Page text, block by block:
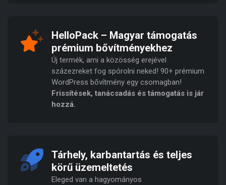
HelloPack – Magyar támogatás
prémium bővítményekhez
Új termék, ami a közösség erejével
százezreket fog spórolni neked! 90+ prémium
WordPress bővítmény egy csomagban!
Frissítések, tanácsadás és támogatás is jár
hozzá.
Tárhely, karbantartás és teljes
körű üzemeltetés
Eleged van a hagyományos